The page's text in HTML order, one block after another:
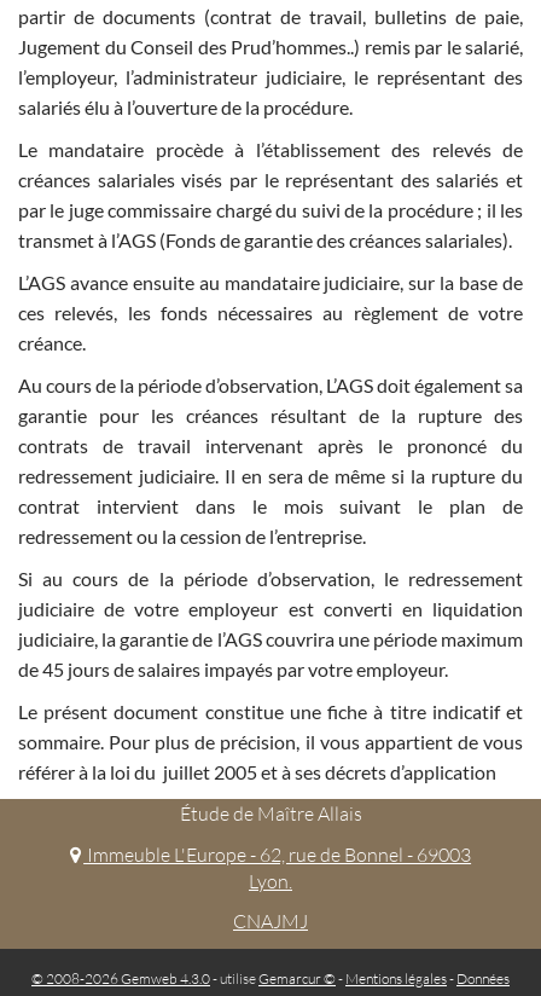
partir de documents (contrat de travail, bulletins de paie,
Jugement du Conseil des Prud’hommes..) remis par le salarié,
l’employeur, l’administrateur judiciaire, le représentant des
salariés élu à l’ouverture de la procédure.
Le mandataire procède à l’établissement des relevés de
créances salariales visés par le représentant des salariés et
par le juge commissaire chargé du suivi de la procédure ; il les
transmet à l’AGS (Fonds de garantie des créances salariales).
L’AGS avance ensuite au mandataire judiciaire, sur la base de
ces relevés, les fonds nécessaires au règlement de votre
créance.
Au cours de la période d’observation, L’AGS doit également sa
garantie pour les créances résultant de la rupture des
contrats de travail intervenant après le prononcé du
redressement judiciaire. Il en sera de même si la rupture du
contrat intervient dans le mois suivant le plan de
redressement ou la cession de l’entreprise.
Si au cours de la période d’observation, le redressement
judiciaire de votre employeur est converti en liquidation
judiciaire, la garantie de l’AGS couvrira une période maximum
de 45 jours de salaires impayés par votre employeur.
Le présent document constitue une fiche à titre indicatif et
sommaire. Pour plus de précision, il vous appartient de vous
référer à la loi du juillet 2005 et à ses décrets d’application
Étude de Maître Allais
Immeuble L'Europe - 62, rue de Bonnel - 69003
Lyon.
CNAJMJ
© 2008-2026 Gemweb 4.3.0- utiliseGemarcur © - Mentions légales- Données